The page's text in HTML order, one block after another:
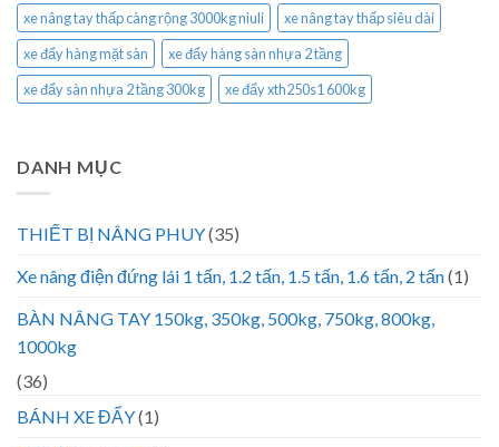
xe nâng tay thấp càng rộng 3000kg niuli
xe nâng tay thấp siêu dài
xe đẩy hàng mặt sàn
xe đẩy hàng sàn nhựa 2 tầng
xe đẩy sàn nhựa 2 tầng 300kg
xe đẩy xth250s1 600kg
DANH MỤC
THIẾT BỊ NÂNG PHUY(35)
Xe nâng điện đứng lái 1 tấn, 1.2 tấn, 1.5 tấn, 1.6 tấn, 2 tấn(1)
BÀN NÂNG TAY 150kg, 350kg, 500kg, 750kg, 800kg,
1000kg
(36)
BÁNH XE ĐẨY(1)